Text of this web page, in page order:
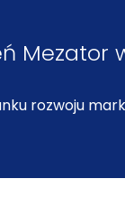
Mezator
rozwoju